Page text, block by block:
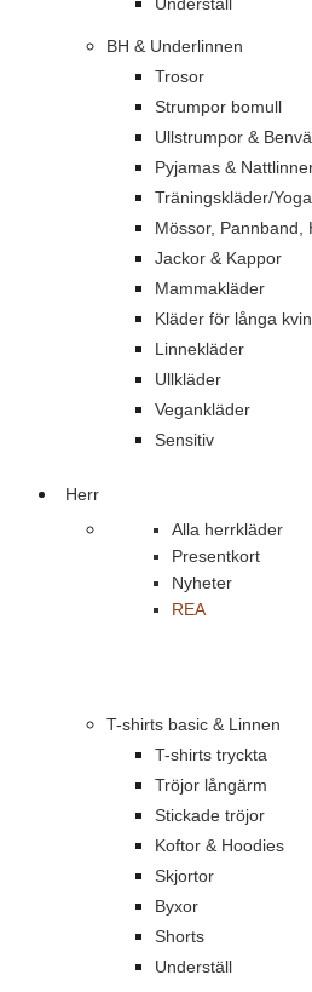
BH & Underlinnen
Trosor
Strumpor bomull
Ullstrumpor &
Pyjamas &
Träningskläder/Yoga
Mössor, Pannband,
Jackor & Kappor
Mammakläder
Kläder för långa
Linnekläder
Ullkläder
Vegankläder
Sensitiv
Herr
Alla herrkläder
Presentkort
Nyheter
REA
T-shirts basic & Linnen
T-shirts tryckta
Tröjor långärm
Stickade tröjor
Koftor & Hoodies
Skjortor
Byxor
Shorts
Underställ